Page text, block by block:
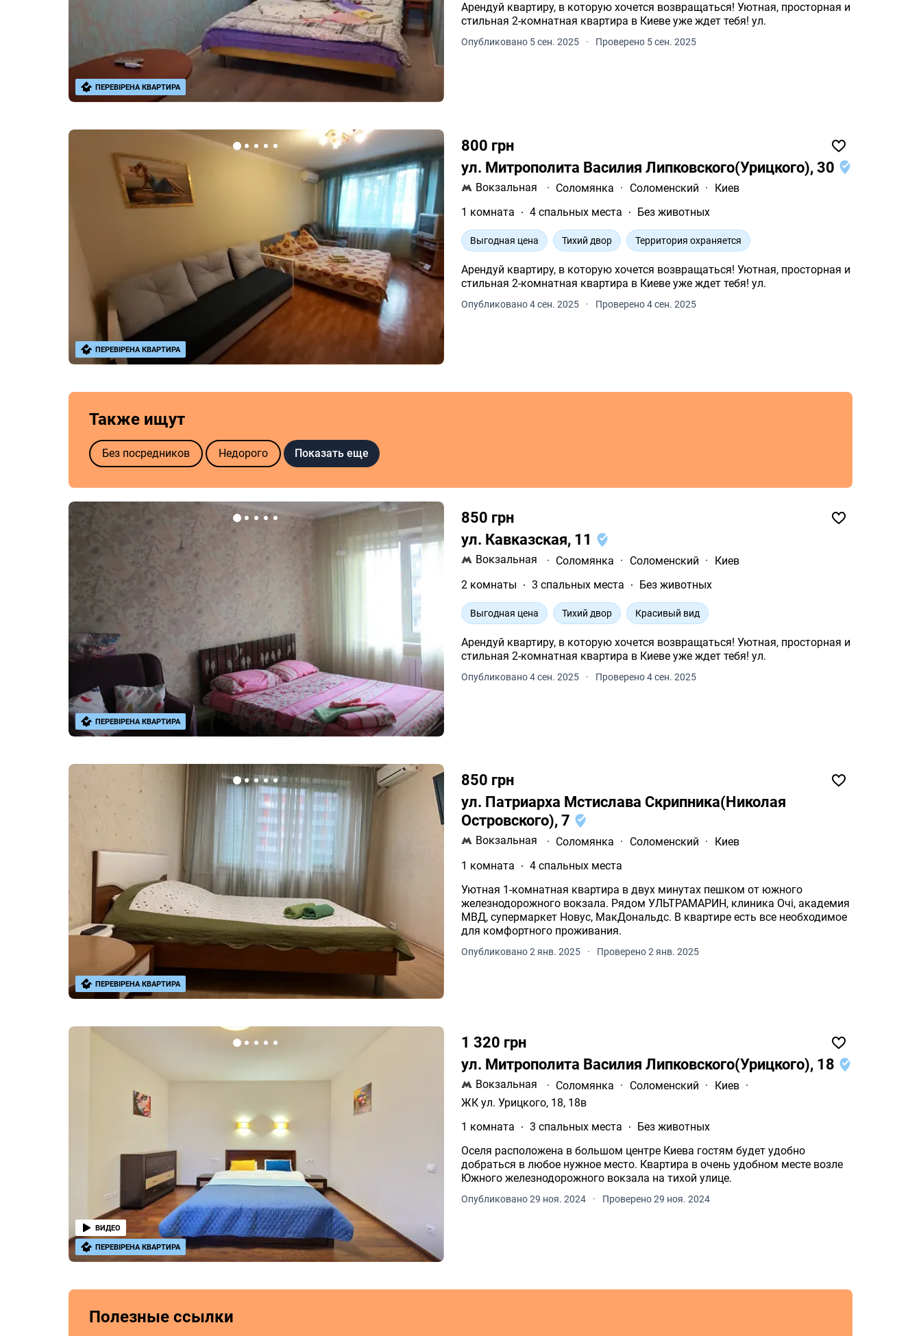
Арендуй квартиру, в которую хочется возвращаться! Уютная, просторная и
стильная 2-комнатная квартира в Киеве уже ждет тебя! ул.
Опубликовано 5 сен. 2025 · Проверено 5 сен. 2025
ПЕРЕВІРЕНА КВАРТИРА
800 грн
ул. Митрополита Василия Липковского(Урицкого), 30
Вокзальная · Соломянка · Соломенский ·
Киев
1 комната
4 спальных места Без животных
Выгодная цена Тихий двор Территория охраняется
Арендуй квартиру, в которую хочется возвращаться! Уютная, просторная и
стильная 2-комнатная квартира в Киеве уже ждет тебя! ул.
Опубликовано 4 сен. 2025 · Проверено 4 сен. 2025
ПЕРЕВІРЕНА КВАРТИРА
Также ищут
Без посредников Недорого Показать еще
850 грн
ул. Кавказская, 11
Вокзальная · Соломянка · Соломенский ·
Киев
2 комнаты
3 спальных места Без животных
Выгодная цена Тихий двор Красивый вид
Арендуй квартиру, в которую хочется возвращаться! Уютная, просторная и
стильная 2-комнатная квартира в Киеве уже ждет тебя! ул.
Опубликовано 4 сен. 2025 · Проверено 4 сен. 2025
ПЕРЕВІРЕНА КВАРТИРА
850 грн
ул. Патриарха Мстислава Скрипника(Николая
Островского), 7
Вокзальная · Соломянка · Соломенский ·
Киев
1 комната
4 спальных места
Уютная 1-комнатная квартира в двух минутах пешком от южного
железнодорожного вокзала. Рядом УЛЬТРАМАРИН, клиника Очі, академия
МВД, супермаркет Новус, МакДональдс. В квартире есть все необходимое
для комфортного проживания.
Опубликовано 2 янв. 2025 · Проверено 2 янв. 2025
ПЕРЕВІРЕНА КВАРТИРА
1 320 грн
ул. Митрополита Василия Липковского(Урицкого), 18
Вокзальная · Соломянка · Соломенский · Киев ·
ЖК ул. Урицкого, 18, 18в
1 комната
3 спальных места
Без животных
Оселя расположена в большом центре Киева гостям будет удобно
добраться в любое нужное место. Квартира в очень удобном месте возле
Южного железнодорожного вокзала на тихой улице.
Опубликовано 29 ноя. 2024 · Проверено 29 ноя. 2024
ВИДЕО
ПЕРЕВІРЕНА КВАРТИРА
Полезные ссылки